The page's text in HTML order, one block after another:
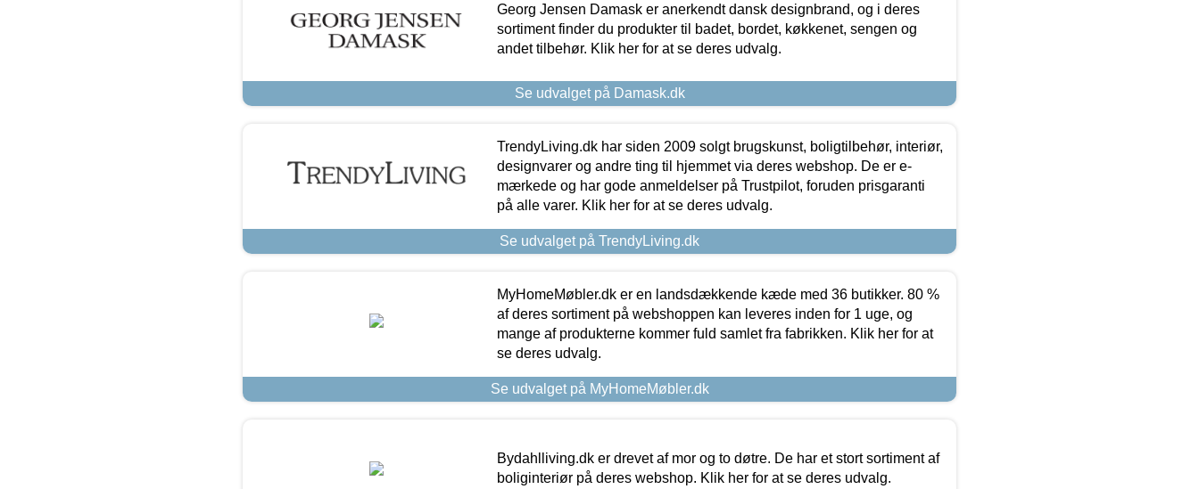
Georg Jensen Damask er anerkendt dansk designbrand, og i deres
sortiment finder du produkter til badet, bordet, køkkenet, sengen og
andet tilbehør. Klik her for at se deres udvalg.
Se udvalget på Damask.dk
TrendyLiving.dk har siden 2009 solgt brugskunst, boligtilbehør, interiør,
designvarer og andre ting til hjemmet via deres webshop. De er e-
mærkede og har gode anmeldelser på Trustpilot, foruden prisgaranti
på alle varer. Klik her for at se deres udvalg.
Se udvalget på TrendyLiving.dk
MyHomeMøbler.dk er en landsdækkende kæde med 36 butikker. 80 %
af deres sortiment på webshoppen kan leveres inden for 1 uge, og
mange af produkterne kommer fuld samlet fra fabrikken. Klik her for at
se deres udvalg.
Se udvalget på MyHomeMøbler.dk
Bydahlliving.dk er drevet af mor og to døtre. De har et stort sortiment af
boliginteriør på deres webshop. Klik her for at se deres udvalg.